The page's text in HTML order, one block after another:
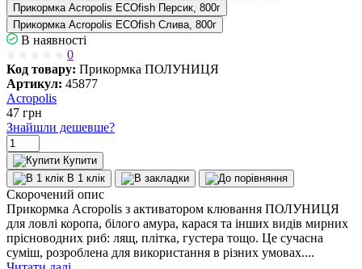
Прикормка Acropolis ECOfish Персик, 800г
Прикормка Acropolis ECOfish Слива, 800г
В наявності
0
Код товару: Прикормка ПОЛУНИЦЯ
Артикул: 45877
Acropolis
47 грн
Знайшли дешевше?
Купити
В 1 клік
Скорочений опис
Прикормка Acropolis з активатором клювання ПОЛУНИЦЯ
для ловлі коропа, білого амура, карася та інших видів мирних
прісноводних риб: лящ, плітка, густера тощо. Це сучасна
суміш, розроблена для використання в різних умовах....